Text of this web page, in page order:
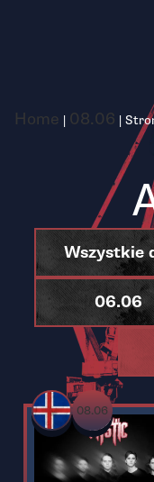
Home | 08.06 |
Wszystkie
06.06
08.06